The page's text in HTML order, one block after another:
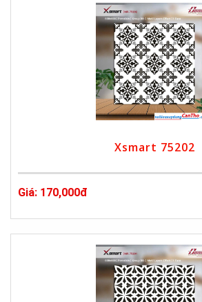
Xsmart 75202
Giá: 170,000đ